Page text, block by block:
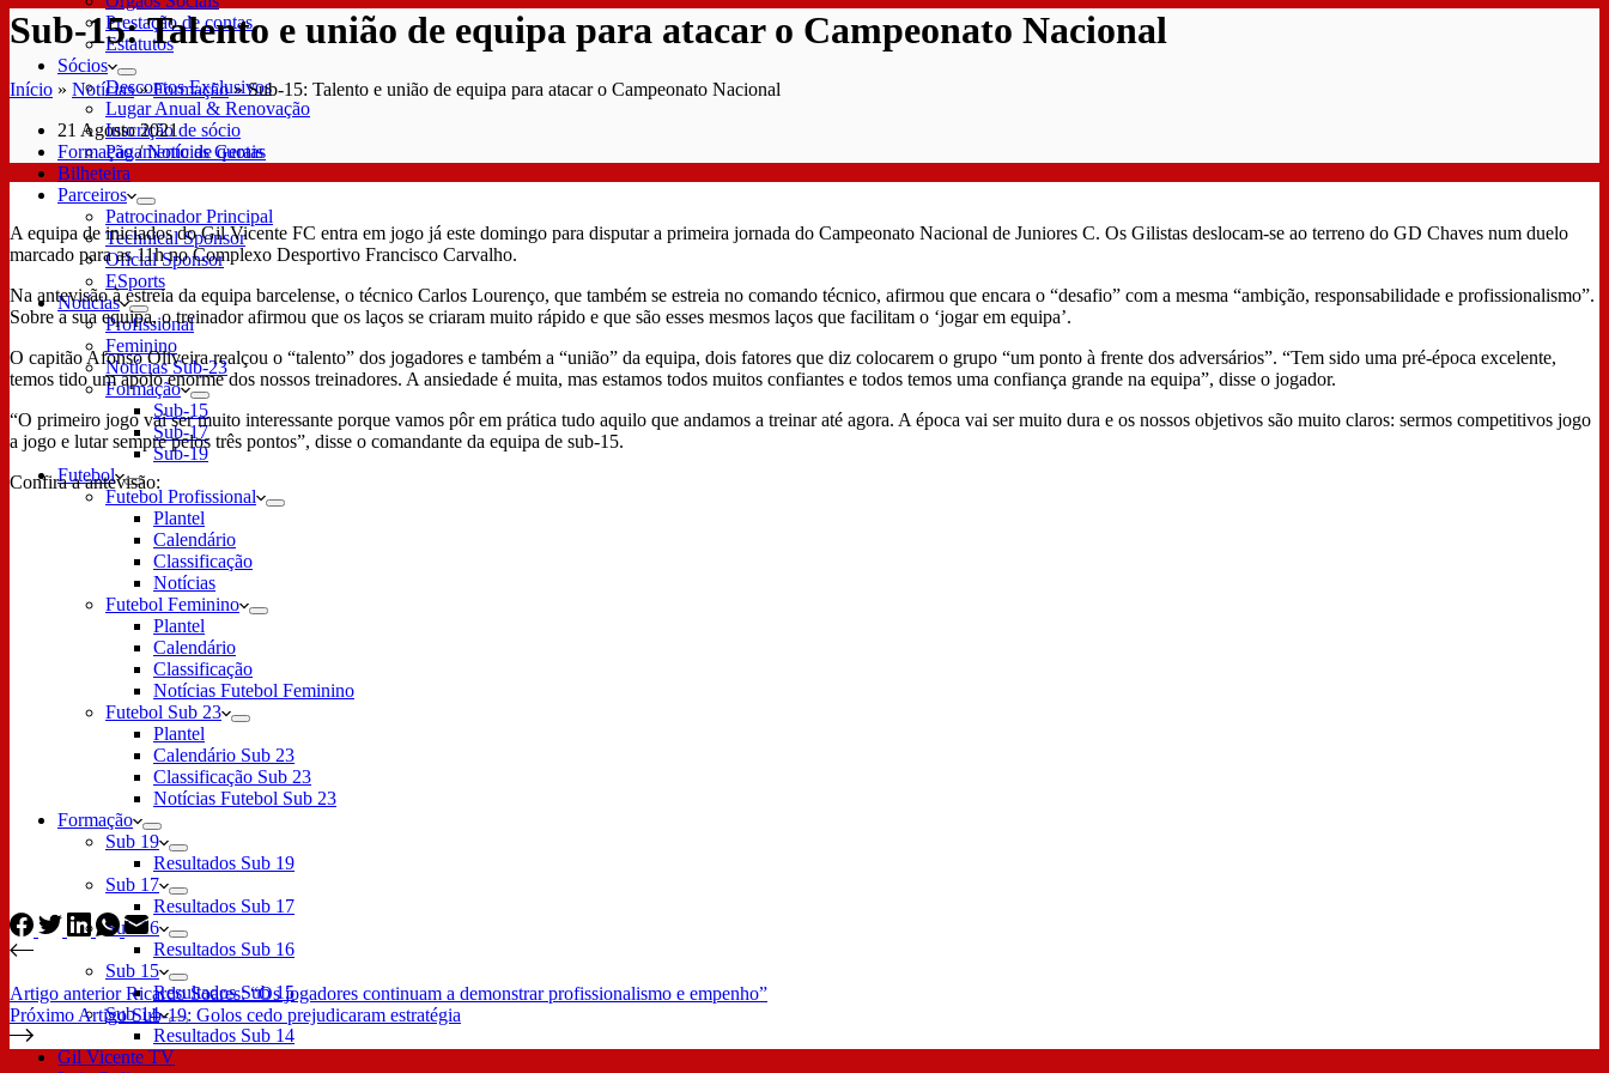
Prestação de contas
Estatutos
Sócios
Descontos Exclusivos
Lugar Anual & Renovação
Inscrição de sócio
Pagamento de quotas
Bilheteira
Parceiros
Patrocinador Principal
Technical Sponsor
Oficial Sponsor
ESports
Notícias
Profissional
Feminino
Notícias Sub-23
Formação
Sub-15
Sub-17
Sub-19
Futebol
Futebol Profissional
Plantel
Calendário
Classificação
Notícias
Futebol Feminino
Plantel
Calendário
Classificação
Notícias Futebol Feminino
Futebol Sub 23
Plantel
Calendário Sub 23
Classificação Sub 23
Notícias Futebol Sub 23
Formação
Sub 19
Resultados Sub 19
Sub 17
Resultados Sub 17
Sub 16
Resultados Sub 16
Sub 15
Resultados Sub 15
Sub 14
Resultados Sub 14
Gil Vicente TV
Sub-15: Talento e união de equipa para atacar o Campeonato Nacional
Início » Notícias»Formação»Sub-15: Talento e união de equipa para atacar o Campeonato Nacional
21 Agosto 2021
Formação/Notícias Gerais
A equipa de iniciados do Gil Vicente FC entra em jogo já este domingo para disputar a primeira jornada do Campeonato Nacional de Juniores C. Os Gilistas deslocam-se ao terreno do GD Chaves num duelo
marcado para as 11h no Complexo Desportivo Francisco Carvalho.
Na antevisão à estreia da equipa barcelense, o técnico Carlos Lourenço, que também se estreia no comando técnico, afirmou que encara o “desafio” com a mesma “ambição, responsabilidade e profissionalismo”.
Sobre a sua equipa, o treinador afirmou que os laços se criaram muito rápido e que são esses mesmos laços que facilitam o ‘jogar em equipa’.
O capitão Afonso Oliveira realçou o “talento” dos jogadores e também a “união” da equipa, dois fatores que diz colocarem o grupo “um ponto à frente dos adversários”. “Tem sido uma pré-época excelente,
temos tido um apoio enorme dos nossos treinadores. A ansiedade é muita, mas estamos todos muitos confiantes e todos temos uma confiança grande na equipa”, disse o jogador.
“O primeiro jogo vai ser muito interessante porque vamos pôr em prática tudo aquilo que andamos a treinar até agora. A época vai ser muito dura e os nossos objetivos são muito claros: sermos competitivos jogo
a jogo e lutar sempre pelos três pontos”, disse o comandante da equipa de sub-15.
Confira a antevisão:
Artigo anteriorRicardo Soares: “Os jogadores continuam a demonstrar profissionalismo e empenho”
Próximo Artigo Sub-19: Golos cedo prejudicaram estratégia